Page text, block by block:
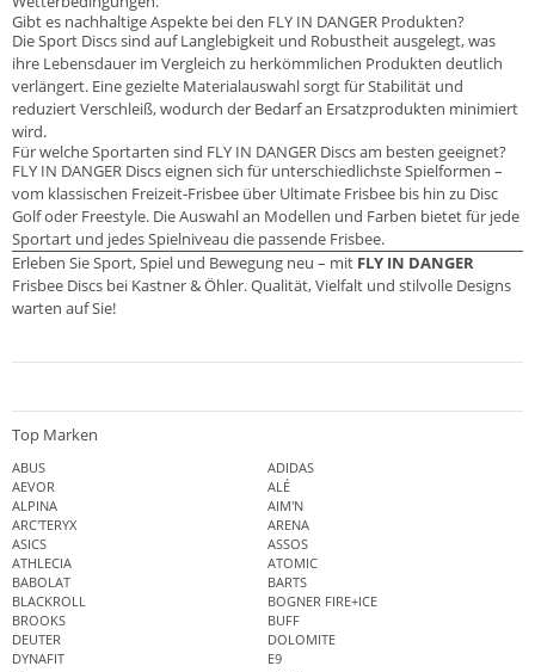
Gibt es nachhaltige Aspekte bei den FLY IN DANGER Produkten?
Die Sport Discs sind auf Langlebigkeit und Robustheit ausgelegt, was
ihre Lebensdauer im Vergleich zu herkömmlichen Produkten deutlich
verlängert. Eine gezielte Materialauswahl sorgt für Stabilität und
reduziert Verschleiß, wodurch der Bedarf an Ersatzprodukten minimiert
wird.
Für welche Sportarten sind FLY IN DANGER Discs am besten geeignet?
FLY IN DANGER Discs eignen sich für unterschiedlichste Spielformen –
vom klassischen Freizeit-Frisbee über Ultimate Frisbee bis hin zu Disc
Golf oder Freestyle. Die Auswahl an Modellen und Farben bietet für jede
Sportart und jedes Spielniveau die passende Frisbee.
Erleben Sie Sport, Spiel und Bewegung neu – mit FLY IN DANGER
Frisbee Discs bei Kastner & Öhler. Qualität, Vielfalt und stilvolle Designs
warten auf Sie!
Top Marken
ABUS
ADIDAS
AEVOR
ALÉ
ALPINA
AIM'N
ARC'TERYX
ARENA
ASICS
ASSOS
ATHLECIA
ATOMIC
BABOLAT
BARTS
BLACKROLL
BOGNER FIRE+ICE
BROOKS
BUFF
DEUTER
DOLOMITE
DYNAFIT
E9